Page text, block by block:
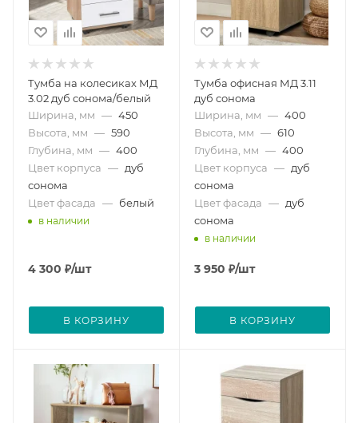
Тумба на колесиках МД
3.02 дуб сонома/белый
Ширина, мм — 450
Высота, мм — 590
Глубина, мм — 400
Цвет корпуса — дуб
сонома
Цвет фасада — белый
в наличии
4 300 ₽/шт
В КОРЗИНУ
Тумба офисная МД 3.11
дуб сонома
Ширина, мм — 400
Высота, мм — 610
Глубина, мм — 400
Цвет корпуса — дуб
сонома
Цвет фасада — дуб
сонома
в наличии
3 950 ₽/шт
В КОРЗИНУ